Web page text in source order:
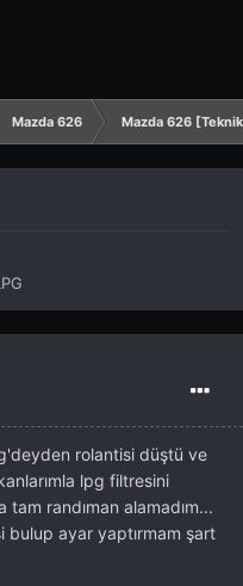
Mazda 626 Mazda 626
rolantisi düştü ve
lpg filtresini
randıman alamadım...
bulup ayar yaptırmam şart